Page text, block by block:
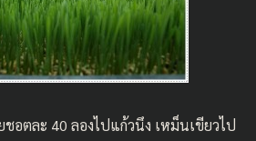
อตละ 40 ลองไปแก้วนึง เหม็นเขียวไป